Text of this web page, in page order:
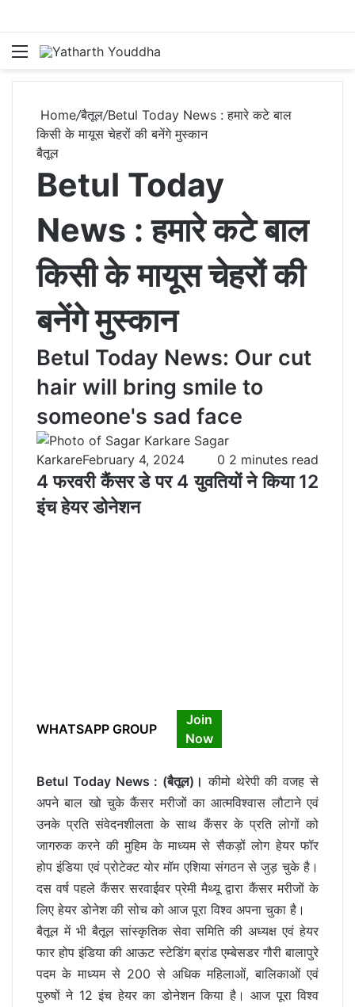
Menu
Home/बैतूल/Betul Today News : हमारे कटे बाल
किसी के मायूस चेहरों की बनेंगे मुस्कान
बैतूल
Betul Today
News : हमारे कटे बाल
किसी के मायूस चेहरों की
बनेंगे मुस्कान
Betul Today News: Our cut
hair will bring smile to
someone's sad face
Sagar
KarkareFebruary 4, 2024 0 2 minutes read
4 फरवरी कैंसर डे पर 4 युवतियों ने किया 12
इंच हेयर डोनेशन
WHATSAPP GROUP
Join
Now
Betul Today News : (बैतूल)। कीमो थेरेपी की वजह से
अपने बाल खो चुके कैंसर मरीजों का आत्मविश्वास लौटाने एवं
उनके प्रति संवेदनशीलता के साथ कैंसर के प्रति लोगों को
जागरुक करने की मुहिम के माध्यम से सैकड़ों लोग हेयर फॉर
होप इंडिया एवं प्रोटेक्ट योर मॉम एशिया संगठन से जुड़ चुके है।
दस वर्ष पहले कैंसर सरवाईवर प्रेमी मैथ्यू द्वारा कैंसर मरीजों के
लिए हेयर डोनेश की सोच को आज पूरा विश्व अपना चुका है।
बैतूल में भी बैतूल सांस्कृतिक सेवा समिति की अध्यक्ष एवं हेयर
फार होप इंडिया की आऊट स्टेडिंग ब्रांड एम्बेसडर गौरी बालापुरे
पदम के माध्यम से 200 से अधिक महिलाओं, बालिकाओं एवं
पुरुषों ने 12 इंच हेयर का डोनेशन किया है। आज पूरा विश्व